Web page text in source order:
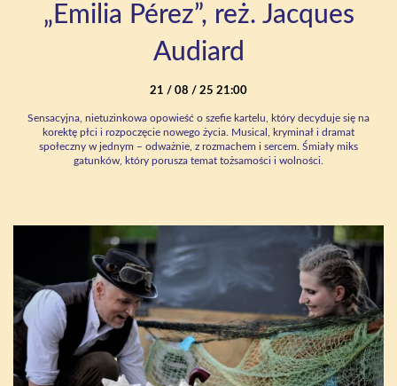
„Emilia Pérez”, reż. Jacques
Audiard
21 / 08 / 25 21:00
Sensacyjna, nietuzinkowa opowieść o szefie kartelu, który decyduje się na
korektę płci i rozpoczęcie nowego życia. Musical, kryminał i dramat
społeczny w jednym – odważnie, z rozmachem i sercem. Śmiały miks
gatunków, który porusza temat tożsamości i wolności.